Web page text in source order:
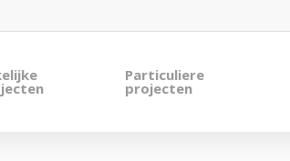
Particuliere
projecten